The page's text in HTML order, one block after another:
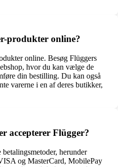
produkter online?
online. Besøg Flüggers
hvor du kan vælge de
din bestilling. Du kan også
varerne i en af deres butikker,
accepterer Flügger?
herunder
og MasterCard, MobilePay